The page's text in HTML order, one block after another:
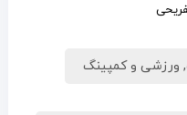
, ورزشی و کمپینگ